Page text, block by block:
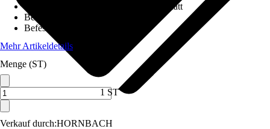
Verkauf durch:HORNBACH
Matt
Beiliegende Befestigung
Befestigungsmöglichkeit
Mehr Artikeldetails
Menge (ST)
1 ST